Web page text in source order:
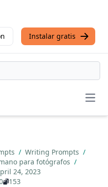
Instalar gratis
/ Writing Prompts /
para fotógrafos /
24, 2023
153